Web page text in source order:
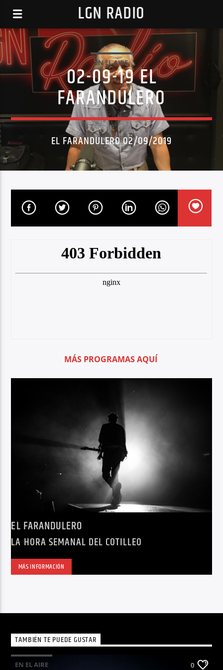
LGN RADIO
EN EL AIRE
02-09-19 EL
FARANDULERO
EL FARANDULERO 02/09/2019
MÁS PROGRAMAS AQUÍ
EL FARANDULERO
LA HORA SEMANAL DEL COTILLEO
MÁS INFORMACIÓN
TAMBIÉN TE PUEDE GUSTAR
EN EL AIRE 0